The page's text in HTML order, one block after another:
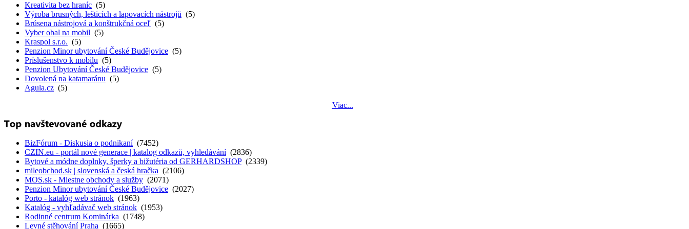
Kreativita bez hraníc (5)
Výroba brusných, lešticích a lapovacích nástrojů (5)
Brúsena nástrojová a konštrukčná oceľ (5)
Vyber obal na mobil (5)
Kraspol s.r.o. (5)
Penzion Minor ubytování České Budějovice (5)
Príslušenstvo k mobilu (5)
Penzion Ubytování České Budějovice (5)
Dovolená na katamaránu (5)
Agula.cz (5)
Viac...
BizFórum - Diskusia o podnikaní (7452)
CZIN.eu - portál nové generace | katalog odkazů, vyhledávání (2836)
Bytové a módne doplnky, šperky a bižutéria od GERHARDSHOP(2339)
mileobchod.sk | slovenská a česká hračka (2106)
MOS.sk - Miestne obchody a služby (2071)
Penzion Minor ubytování České Budějovice (2027)
Porto - katalóg web stránok (1963)
Katalóg - vyhľadávač web stránok (1953)
Rodinné centrum Kominárka (1748)
Levné stěhování Praha (1665)